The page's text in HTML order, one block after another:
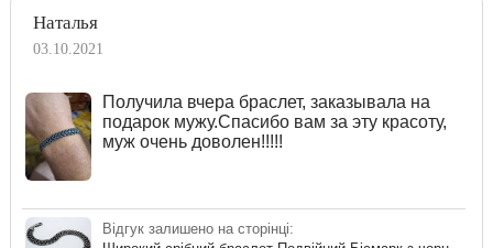
Наталья
03.10.2021
Получила вчера браслет, заказывала на
подарок мужу.Спасибо вам за эту красоту,
муж очень доволен!!!!!
Відгук залишено на сторінці: